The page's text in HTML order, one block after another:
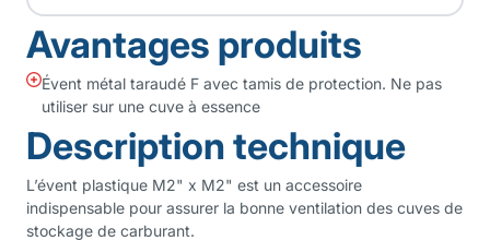
Avantages produits
Évent métal taraudé F avec tamis de protection. Ne pas
utiliser sur une cuve à essence
Description technique
L’évent plastique M2" x M2" est un accessoire
indispensable pour assurer la bonne ventilation des cuves de
stockage de carburant.